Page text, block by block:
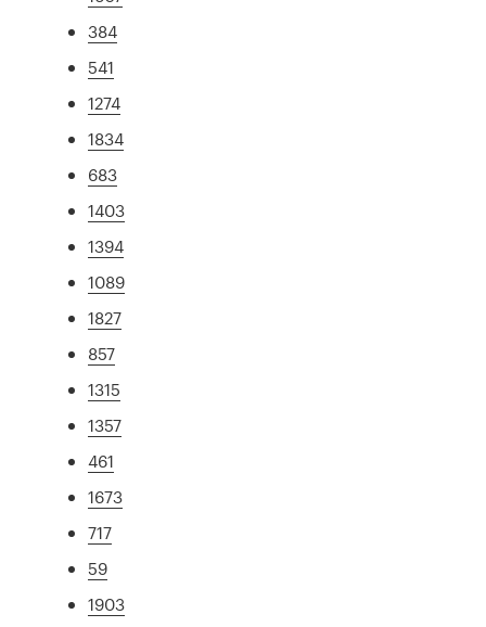
384
541
1274
1834
683
1403
1394
1089
1827
857
1315
1357
461
1673
717
59
1903